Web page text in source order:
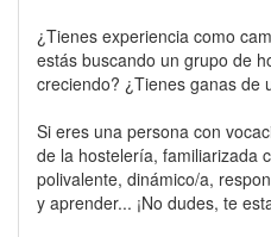
¿Tienes experiencia como
estás buscando un grupo de
creciendo? ¿Tienes ganas de
Si eres una persona con
de la hostelería, familiarizada
polivalente, dinámico/a,
y aprender... ¡No dudes, te